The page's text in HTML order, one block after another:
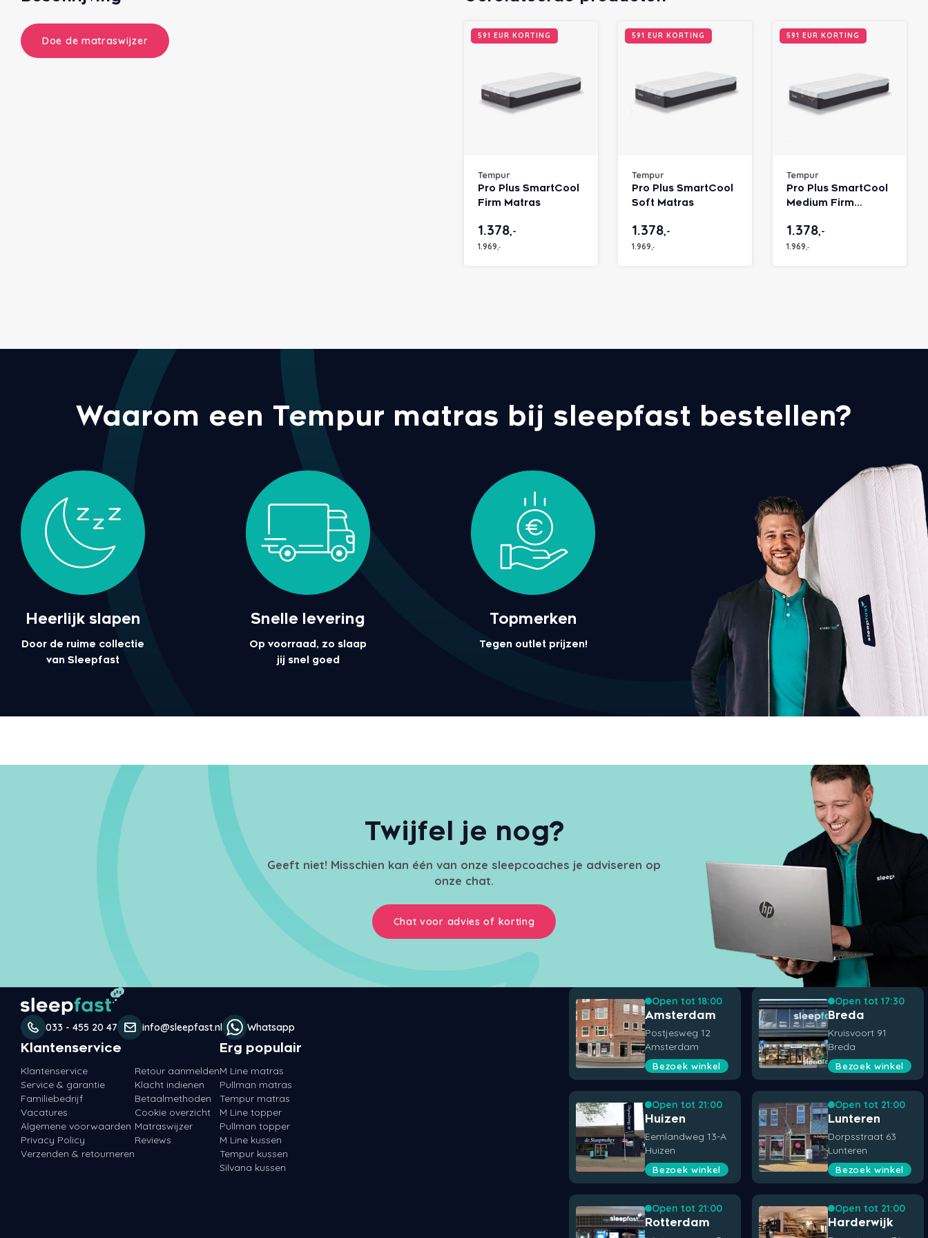
Doe de matraswijzer 591 EUR KORTING
Tempur
Pro Plus SmartCool
Firm Matras
1.378,-
1.969 ,-
591 EUR KORTING
Tempur
Pro Plus SmartCool
Soft Matras
1.378,-
1.969 ,-
591 EUR KORTING
Tempur
Pro Plus SmartCool
Medium Firm
1.378,-
1.969 ,-
Waarom een Tempur matras bij sleepfast bestellen?
Heerlijk slapen
Door de ruime collectie
van Sleepfast
Snelle levering
Op voorraad, zo slaap
jij snel goed
Topmerken
Tegen outlet prijzen!
Twijfel je nog?
Geeft niet! Misschien kan één van onze sleepcoaches je adviseren op
onze chat.
Chat voor advies of korting
Open tot 18:00
Amsterdam
Postjesweg 12
Amsterdam
Bezoek winkel
Open tot 17:30
Breda
Kruisvoort 91
Breda
Bezoek winkel
Open tot 21:00
Huizen
Eemlandweg 13-A
Huizen
Bezoek winkel
Open tot 21:00
Lunteren
Dorpsstraat 63
Lunteren
Bezoek winkel
Open tot 21:00
Rotterdam
Open tot 21:00
Harderwijk
033 - 455 20 47 info@sleepfast.nl Whatsapp
Klantenservice
Klantenservice
Service & garantie
Familiebedrijf
Vacatures
Algemene voorwaarden
Privacy Policy
Verzenden & retourneren
Retour aanmelden
Klacht indienen
Betaalmethoden
Cookie overzicht
Matraswijzer
Reviews
Erg populair
M Line matras
Pullman matras
Tempur matras
M Line topper
Pullman topper
M Line kussen
Tempur kussen
Silvana kussen